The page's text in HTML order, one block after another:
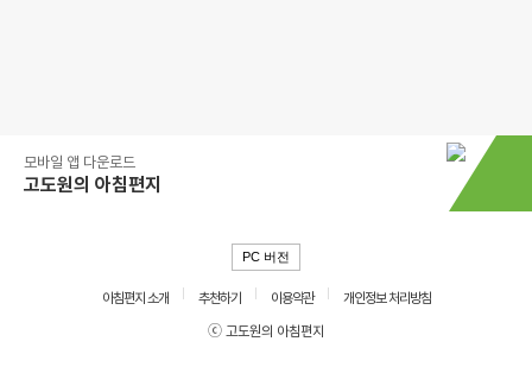
모바일 앱 다운로드
고도원의 아침편지
PC 버전
아침편지 소개 추천하기 이용약관
개인정보 처리방침
ⓒ 고도원의 아침편지